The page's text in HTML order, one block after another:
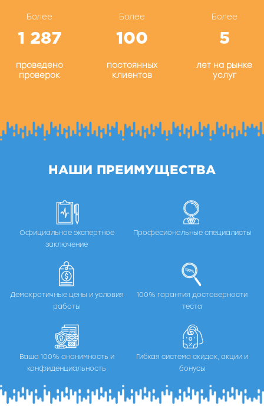
Более
1 287
проведено
проверок
Более
100
постоянных
клиентов
Более
5
лет на рынке
услуг
НАШИ ПРЕИМУЩЕСТВА
Официальное экспертное
заключение
Професиональные специалисты
Демократичные цены и условия
работы
100% гарантия достоверности
теста
Ваша 100% анонимность и
конфиденциальность
Гибкая система скидок, акции и
бонусы